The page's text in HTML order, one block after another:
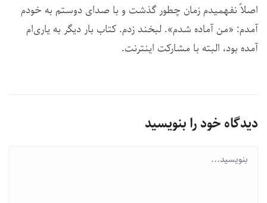
اصلاً نفهمیدم زمان چطور گذشت و با صدای دوستم به خودم
آمدم: «من آماده شدم». لبخند زدم. کتاب‌ بار دیگر به یاری‌ام
آمده بود، البته با مشارکت اینترنت.
دیدگاه خود را بنویسید